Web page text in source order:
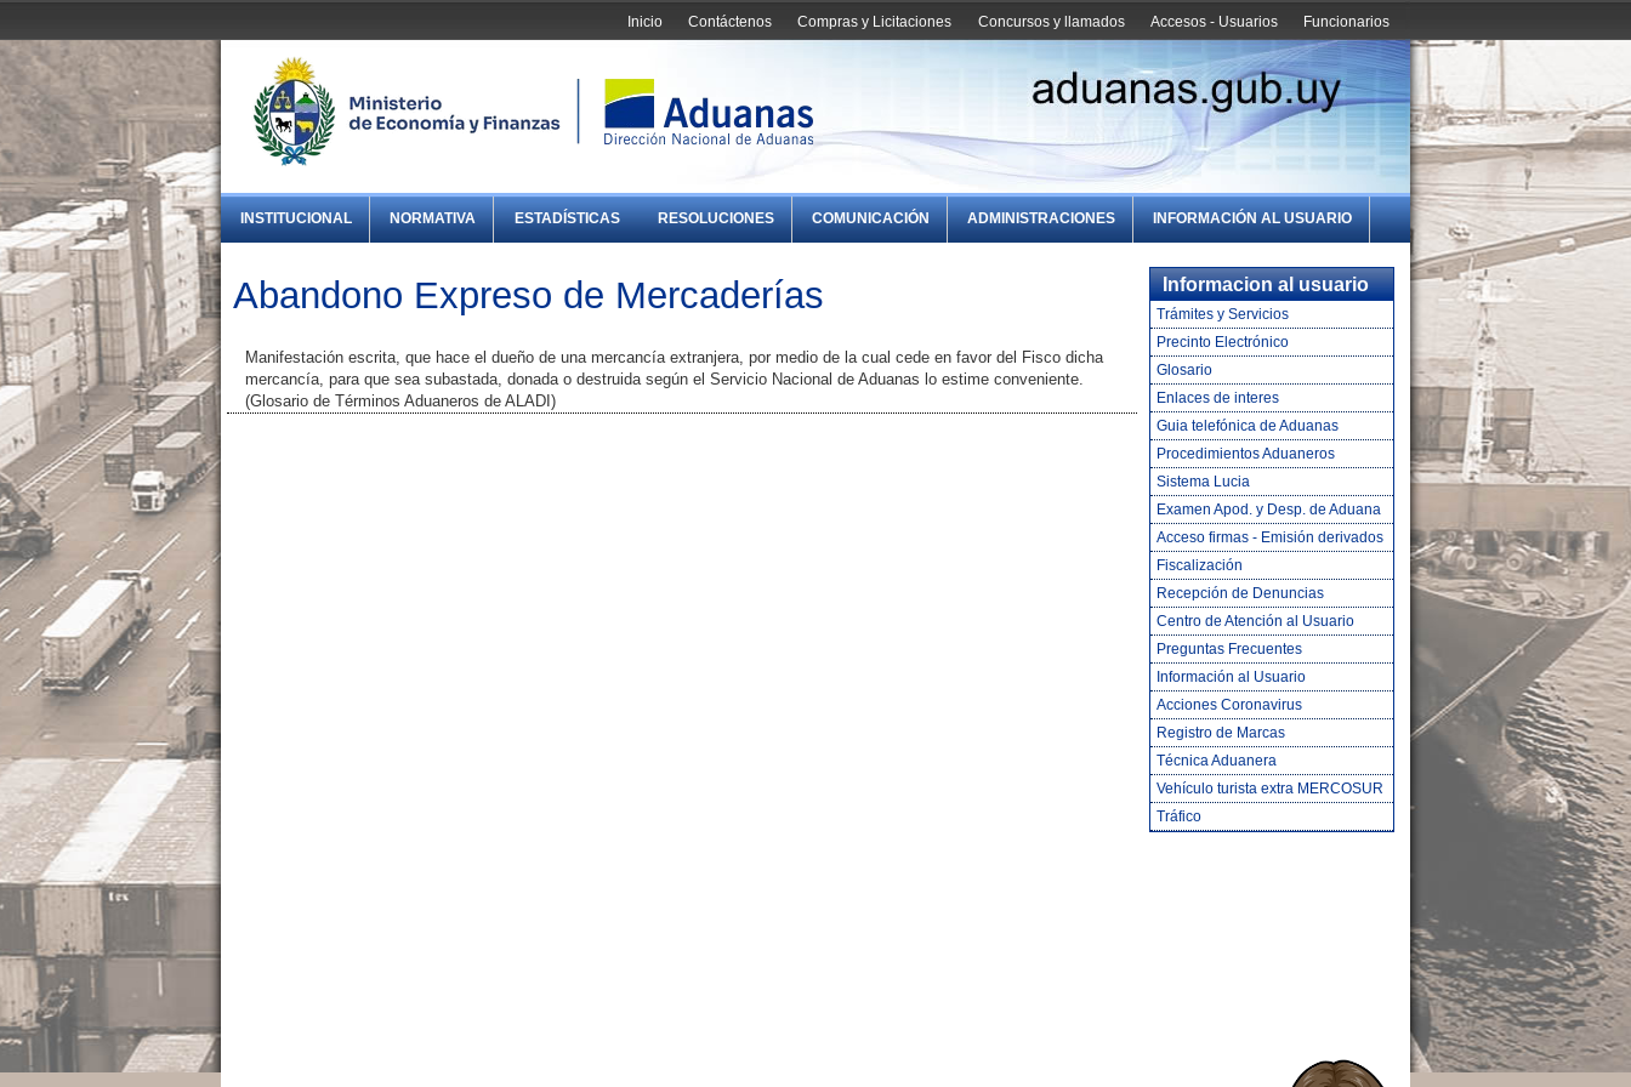
Funcionarios
Accesos - Usuarios
Concursos y llamados
Compras y Licitaciones
Contáctenos
Inicio
INSTITUCIONAL NORMATIVA ESTADÍSTICAS RESOLUCIONES COMUNICACIÓN ADMINISTRACIONES INFORMACIÓN AL USUARIO
Abandono Expreso de Mercaderías
Manifestación escrita, que hace el dueño de una mercancía extranjera, por medio de la cual cede en favor del Fisco dicha
mercancía, para que sea subastada, donada o destruida según el Servicio Nacional de Aduanas lo estime conveniente.
(Glosario de Términos Aduaneros de ALADI)
Informacion al usuario
Trámites y Servicios
Precinto Electrónico
Glosario
Enlaces de interes
Guia telefónica de Aduanas
Procedimientos Aduaneros
Sistema Lucia
Examen Apod. y Desp. de Aduana
Acceso firmas - Emisión derivados
Fiscalización
Recepción de Denuncias
Centro de Atención al Usuario
Preguntas Frecuentes
Información al Usuario
Acciones Coronavirus
Registro de Marcas
Técnica Aduanera
Vehículo turista extra MERCOSUR
Tráfico